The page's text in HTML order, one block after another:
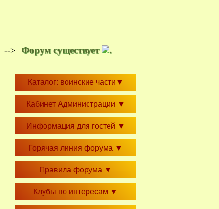
--> Форум существует .
Каталог: воинские части ▼
Кабинет Администрации ▼
Информация для гостей ▼
Горячая линия форума ▼
Правила форума ▼
Клубы по интересам ▼